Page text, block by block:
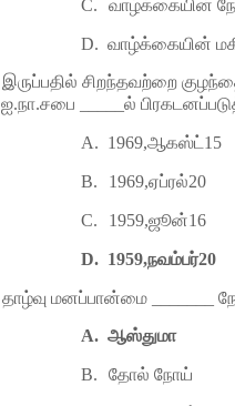
C. வாழ்க்கையின்
D. வாழ்க்கையின்
இருப்பதில் சிறந்தவற்றை
ஐ.நா.சபை _____ல்
A. 1969,ஆகஸ்ட் 15
B. 1969,ஏப்ரல்20
C. 1959,ஜூன்16
D. 1959,நவம்பர்20
தாழ்வு மனப்பான்மை _______
A. ஆஸ்துமா
B. தோல் நோய்